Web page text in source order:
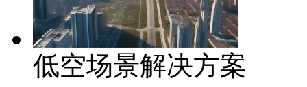
低空场景解决方案